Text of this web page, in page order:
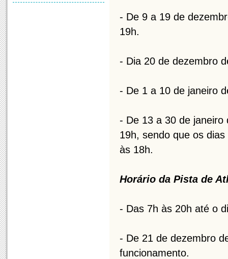
- De 9 a 19 de
19h.
- Dia 20 de dezembro
- De 1 a 10 de janeiro
- De 13 a 30 de janeiro
19h, sendo que os
às 18h.
Horário da Pista de
- Das 7h às 20h até o
- De 21 de dezembro
funcionamento.